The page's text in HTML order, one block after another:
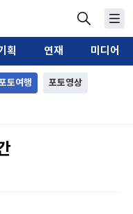
획 연재 미디어
토여행 포토영상